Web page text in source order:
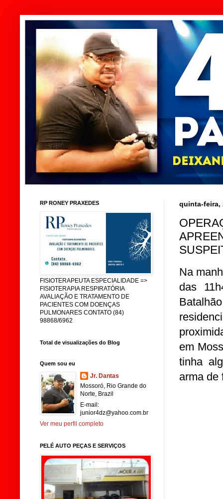
quinta-feira,
Na
das
em
tinha
arma de
RP RONEY PRAXEDES
FISIOTERAPEUTA ESPECIALIDADE =>
FISIOTERAPIA RESPIRATÓRIA
AVALIAÇÃO E TRATAMENTO DE
PACIENTES COM DOENÇAS
PULMONARES CONTATO (84)
98868/6962
Total de visualizações do Blog
Quem sou eu
Jr. Dantas
Mossoró, Rio Grande do
Norte, Brazil
E-mail:
junior4dz@yahoo.com.br
Ver meu perfil completo
PELÉ AUTO PEÇAS E SERVIÇOS